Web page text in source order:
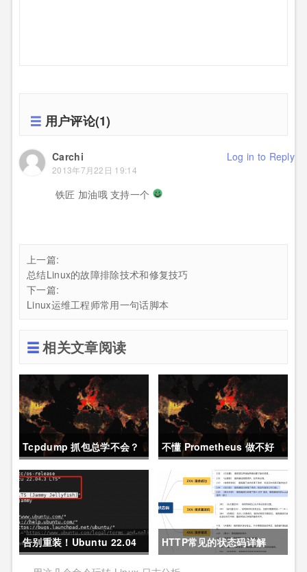
用户评论(1)
Carchi
2013年7月22日 19:14
Log in to Reply
铁匠 加油哦 支持一个
上一篇:
总结Linux的故障排除技术和修复技巧
下一篇:
Linux运维工程师常用一句话脚本
相关文章阅读
Tcpdump 抓包总学不会？
这篇保姆级教程，今天可以
拿下！
不懂 Prometheus 做不好
运维？那就来看这一篇干货
吧。
告别重装！Ubuntu 22.04
直升24.04教程，零数据丢
HTTP常见的状态码详解